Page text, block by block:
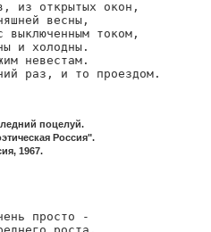
из открытых окон,
весны,
током,
и холодны.
невестам.
раз, и то проездом.
поцелуй.
Россия".
1967.
просто -
роста.